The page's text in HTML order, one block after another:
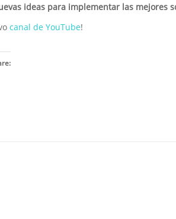
ideas para implementar las mejores
canal de YouTube!